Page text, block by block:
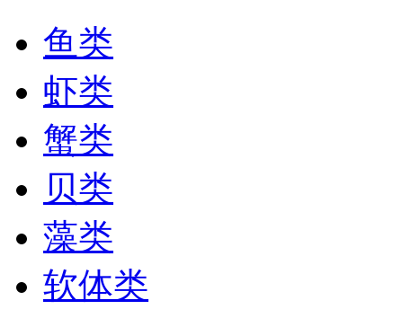
鱼类
虾类
蟹类
贝类
藻类
软体类